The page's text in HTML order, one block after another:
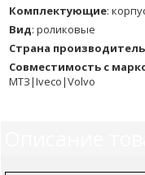
Комплектующие:
Вид: роликовые
Страна производитель
Совместимость с
МТЗ|Iveco|Volvo